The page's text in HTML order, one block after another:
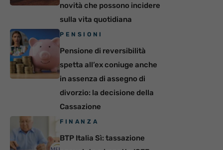
novità che possono incidere
sulla vita quotidiana
PENSIONI
Pensione di reversibilità
spetta all’ex coniuge anche
in assenza di assegno di
divorzio: la decisione della
Cassazione
FINANZA
BTP Italia Sì: tassazione